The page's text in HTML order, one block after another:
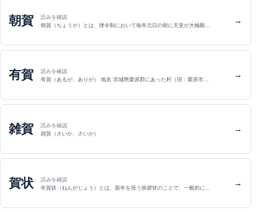
朝賀
読みを確認
朝賀（ちょうが）とは、律令制において毎年元日の朝に天皇が大極殿…
→
有賀
読みを確認
有賀（あるが、ありが） 地名 宮城県栗原郡にあった村（現：栗原市…
→
雑賀
読みを確認
雑賀（さいか、さいが）
→
賀状
読みを確認
年賀状（ねんがじょう）とは、新年を祝う挨拶状のことで、一般的に…
→